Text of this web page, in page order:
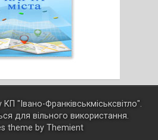
"Івано-Франківськміськсвітло".
для вільного використання.
theme byThemient